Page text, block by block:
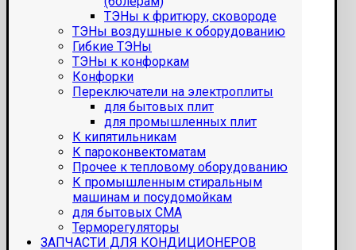
ТЭНы к фритюру, сковороде
ТЭНы воздушные к оборудованию
Гибкие ТЭНы
ТЭНы к конфоркам
Конфорки
Переключатели на электроплиты
для бытовых плит
для промышленных плит
К кипятильникам
К пароконвектоматам
Прочее к тепловому оборудованию
К промышленным стиральным
машинам и посудомойкам
для бытовых СМА
Терморегуляторы
ЗАПЧАСТИ ДЛЯ КОНДИЦИОНЕРОВ